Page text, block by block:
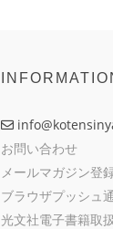
お問い合わせ
メールマガジン登
ブラウザプッシュ
光文社電子書籍取